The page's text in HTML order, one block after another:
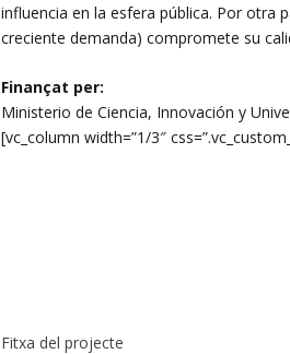
influencia en la esfera pública. Por otra
creciente demanda) compromete su
Finançat per:
Ministerio de Ciencia, Innovación y
[vc_column width=”1/3″
Fitxa del projecte